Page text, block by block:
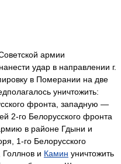
армии
удар в направлении г.
в Померании на две
уничтожить:
фронта, западную —
2-го Белорусского фронта
в районе Гдыни и
1-го Белорусского
и Камин уничтожить